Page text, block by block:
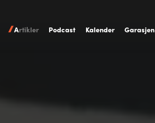
Artikler Podcast Kalender Garasjen